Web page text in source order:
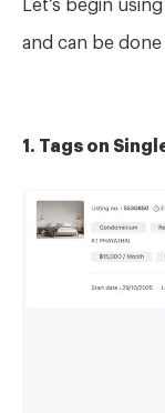
and can be
1. Tags on